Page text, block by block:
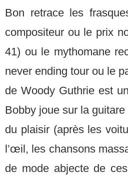
Bon retrace les
compositeur ou le prix
41) ou le mythomane
never ending tour ou le
de Woody Guthrie est
Bobby joue sur la
du plaisir (après les
l’œil, les chansons
de mode abjecte de